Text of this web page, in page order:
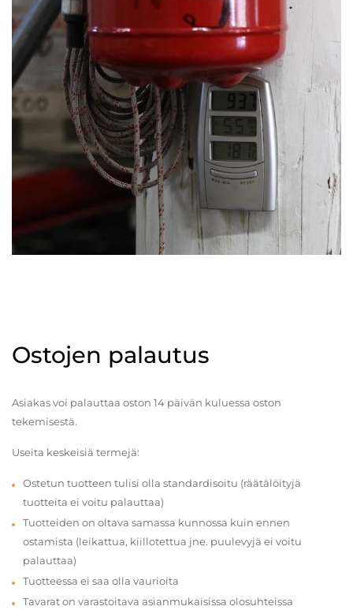
Ostojen palautus
Asiakas voi palauttaa oston 14 päivän kuluessa oston
tekemisestä.
Useita keskeisiä termejä:
Ostetun tuotteen tulisi olla standardisoitu (räätälöityjä
tuotteita ei voitu palauttaa)
Tuotteiden on oltava samassa kunnossa kuin ennen
ostamista (leikattua, kiillotettua jne. puulevyjä ei voitu
palauttaa)
Tuotteessa ei saa olla vaurioita
Tavarat on varastoitava asianmukaisissa olosuhteissa